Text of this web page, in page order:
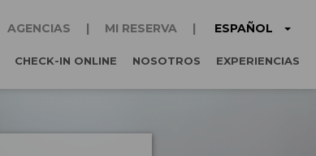
AGENCIAS MI RESERVA ESPAÑOL
CHECK-IN ONLINE NOSOTROS EXPERIENCIAS